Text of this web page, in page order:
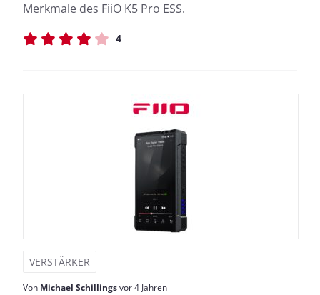
Merkmale des FiiO K5 Pro ESS.
4
VERSTÄRKER
Von Michael Schillingsvor 4 Jahren